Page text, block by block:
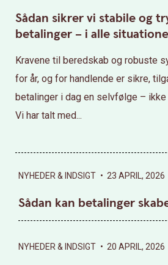
Sådan sikrer vi stabile og
betalinger – i alle
Kravene til beredskab og robuste
for år, og for handlende er sikre,
betalinger i dag en selvfølge – ikke
Vi har talt med...
NYHEDER & INDSIGT • 23 APRIL, 2026
Sådan kan betalinger
NYHEDER & INDSIGT • 20 APRIL, 2026